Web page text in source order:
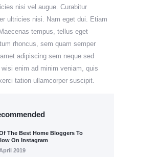
nisi vel augue. Curabitur
ultricies nisi. Nam eget dui. Etiam
tempus, tellus eget
rhoncus, sem quam semper
adipiscing sem neque sed
enim ad minim veniam, quis
tation ullamcorper suscipit.
The Best Home Bloggers To
On Instagram
2019